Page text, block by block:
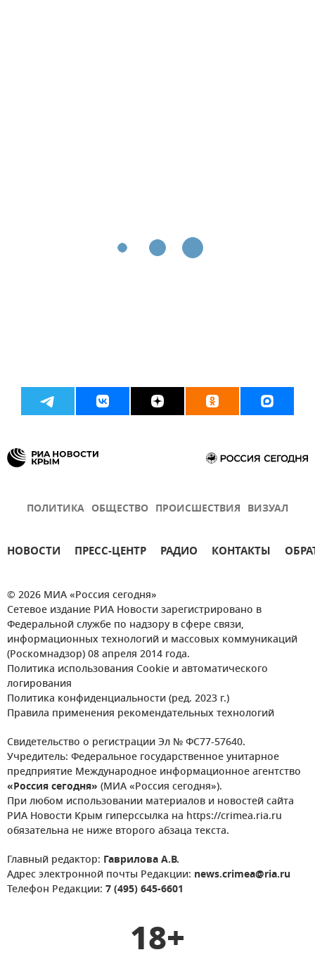
ПОЛИТИКА ОБЩЕСТВО ПРОИСШЕСТВИЯ ВИЗУАЛ
НОВОСТИ ПРЕСС-ЦЕНТР РАДИО КОНТАКТЫ
© 2026 МИА «Россия сегодня»
Сетевое издание РИА Новости зарегистрировано в
Федеральной службе по надзору в сфере связи,
информационных технологий и массовых коммуникаций
(Роскомнадзор) 08 апреля 2014 года.
Политика использования Cookie и автоматического
логирования
Политика конфиденциальности (ред. 2023 г.)
Правила применения рекомендательных технологий
Свидетельство о регистрации Эл № ФС77-57640.
Учредитель: Федеральное государственное унитарное
предприятие Международное информационное агентство
«Россия сегодня» (МИА «Россия сегодня»).
При любом использовании материалов и новостей сайта
РИА Новости Крым гиперссылка на https://crimea.ria.ru
обязательна не ниже второго абзаца текста.
Главный редактор: Гаврилова А.В.
Адрес электронной почты Редакции: news.crimea@ria.ru
Телефон Редакции: 7 (495) 645-6601
18+